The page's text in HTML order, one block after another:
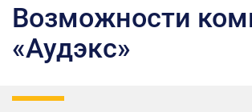
Возможности
«Аудэкс»